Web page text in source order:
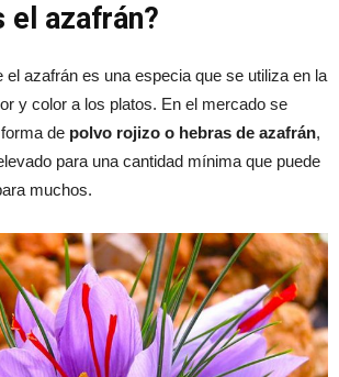
el azafrán?
el azafrán es una especia que se utiliza en la
y color a los platos. En el mercado se
de polvo rojizo o hebras de azafrán,
para una cantidad mínima que puede
muchos.